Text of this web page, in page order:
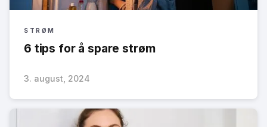
STRØM
6 tips for å spare strøm
3. august, 2024